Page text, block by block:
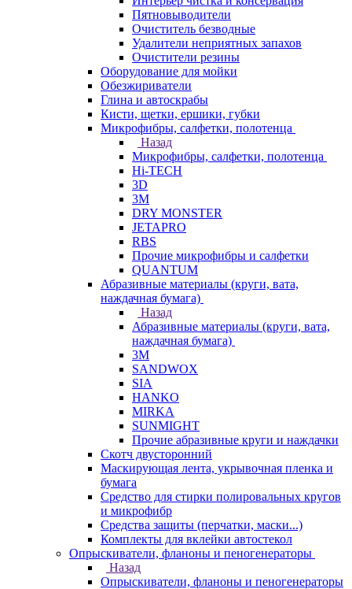
Пятновыводители
Очиститель безводные
Удалители неприятных запахов
Очистители резины
Оборудование для мойки
Обезжириватели
Глина и автоскрабы
Кисти, щетки, ершики, губки
Микрофибры, салфетки, полотенца
Назад
Микрофибры, салфетки, полотенца
Hi-TECH
3D
3М
DRY MONSTER
JETAPRO
RBS
Прочие микрофибры и салфетки
QUANTUM
Абразивные материалы (круги, вата,
наждачная бумага)
Назад
Абразивные материалы (круги, вата,
наждачная бумага)
3М
SANDWOX
SIA
HANKO
MIRKA
SUNMIGHT
Прочие абразивные круги и наждачки
Скотч двусторонний
Маскирующая лента, укрывочная пленка и
бумага
Средство для стирки полировальных кругов
и микрофибр
Средства защиты (перчатки, маски...)
Комплекты для вклейки автостекол
Опрыскиватели, фланоны и пеногенераторы
Назад
Опрыскиватели, фланоны и пеногенераторы